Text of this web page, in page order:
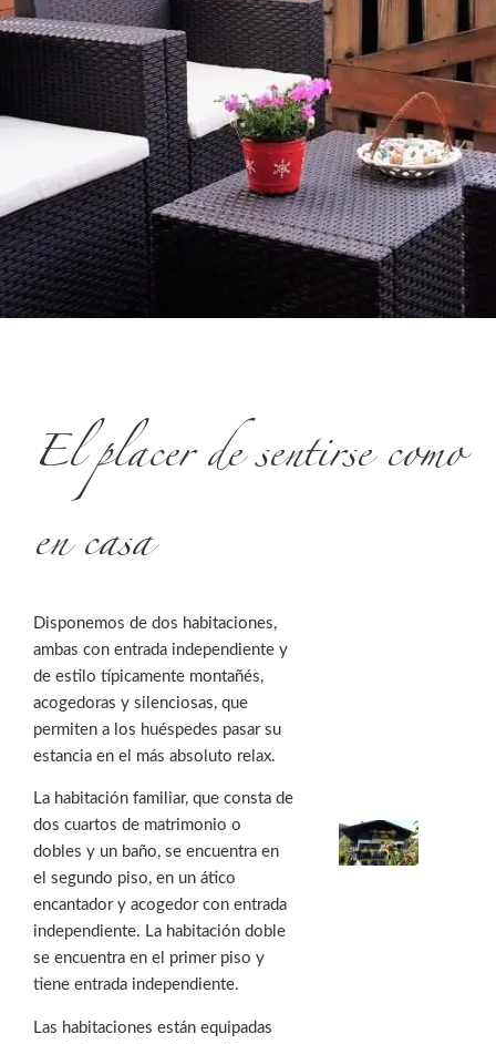
El placer de sentirse como
en casa
Disponemos de dos habitaciones,
ambas con entrada independiente y
de estilo típicamente montañés,
acogedoras y silenciosas, que
permiten a los huéspedes pasar su
estancia en el más absoluto relax.
La habitación familiar, que consta de
dos cuartos de matrimonio o
dobles y un baño, se encuentra en
el segundo piso, en un ático
encantador y acogedor con entrada
independiente. La habitación doble
se encuentra en el primer piso y
tiene entrada independiente.
Las habitaciones están equipadas